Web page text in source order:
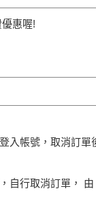
惠喔!
入帳號，取消訂單
自行取消訂單，